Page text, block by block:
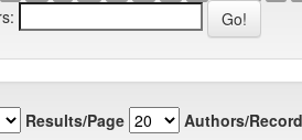
Results/Page Authors/